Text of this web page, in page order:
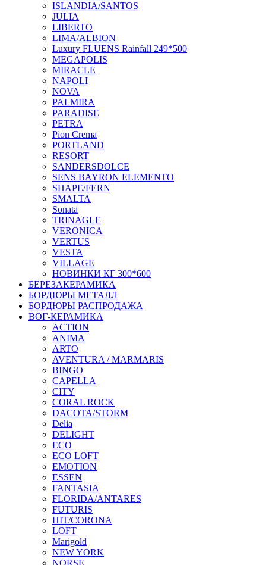
ISLANDIA/SANTOS
JULIA
LIBERTO
LIMA/ALBION
Luxury FLUENS Rainfall 249*500
MEGAPOLIS
MIRACLE
NAPOLI
NOVA
PALMIRA
PARADISE
PETRA
Pion Crema
PORTLAND
RESORT
SANDERSDOLCE
SENS BAYRON ELEMENTO
SHAPE/FERN
SMALTA
Sonata
TRINAGLE
VERONICA
VERTUS
VESTA
VILLAGE
НОВИНКИ КГ 300*600
БЕРЕЗАКЕРАМИКА
БОРДЮРЫ МЕТАЛЛ
БОРДЮРЫ РАСПРОДАЖА
ВОГ-КЕРАМИКА
ACTION
ANIMA
ARTO
AVENTURA / MARMARIS
BINGO
CAPELLA
CITY
CORAL ROCK
DACOTA/STORM
Delia
DELIGHT
ECO
ECO LOFT
EMOTION
ESSEN
FANTASIA
FLORIDA/ANTARES
FUTURIS
HIT/CORONA
LOFT
Marigold
NEW YORK